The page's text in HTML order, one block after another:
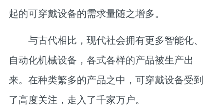
起的可穿戴设备的需求量随之增多。
与古代相比，现代社会拥有更多智能化、
自动化机械设备，各式各样的产品被生产出
来。在种类繁多的产品之中，可穿戴设备受到
了高度关注，走入了千家万户。